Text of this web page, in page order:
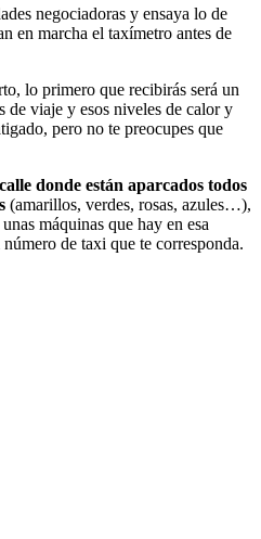
negociadoras y ensaya lo de
en marcha el taxímetro antes de
lo primero que recibirás será un
de viaje y esos niveles de calor y
pero no te preocupes que
calle donde están aparcados todos
(amarillos, verdes, rosas, azules…),
máquinas que hay en esa
de taxi que te corresponda.